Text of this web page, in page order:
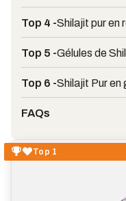
Top 4 -Shilajit pur en
Top 5 -Gélules de
Top 6 -Shilajit Pur en
FAQs
Top 1